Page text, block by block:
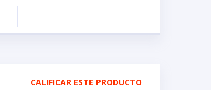
CALIFICAR ESTE PRODUCTO